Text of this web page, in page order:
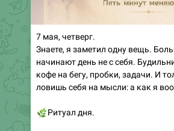
7 мая, четверг.
Знаете, я заметил одну вещь.
начинают день не с себя.
кофе на бегу, пробки, задачи. И
ловишь себя на мысли: а как я
Ритуал дня.
Я уже много лет начинаю утро с